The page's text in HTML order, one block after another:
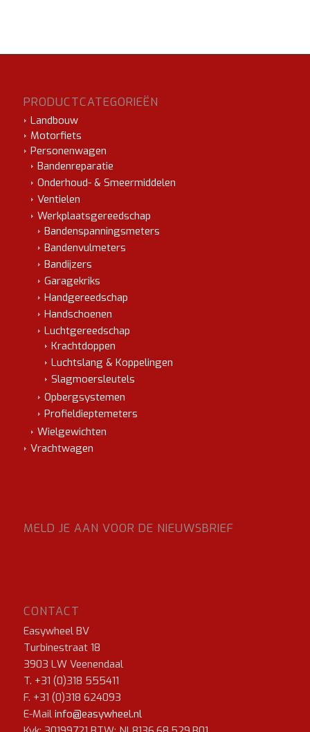
PRODUCTCATEGORIEËN
Landbouw
Motorfiets
Personenwagen
Bandenreparatie
Onderhoud- & Smeermiddelen
Ventielen
Werkplaatsgereedschap
Bandenspanningsmeters
Bandenvulmeters
Bandijzers
Garagekriks
Handgereedschap
Handschoenen
Luchtgereedschap
Krachtdoppen
Luchtslang & Koppelingen
Slagmoersleutels
Opbergsystemen
Profieldieptemeters
Wielgewichten
Vrachtwagen
MELD JE AAN VOOR DE NIEUWSBRIEF
CONTACT
Easywheel BV
Turbinestraat 18
3903 LW Veenendaal
T. +31 (0)318 555411
F. +31 (0)318 624093
E-Mail info@easywheel.nl